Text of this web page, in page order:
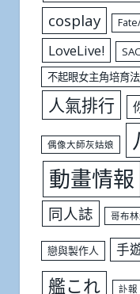
cosplay
LoveLive!
不起眼女主角培育法
人氣排行
偶像大師灰姑娘
動畫情報
同人誌 哥布
戀與製作人 手
艦これ 訃報